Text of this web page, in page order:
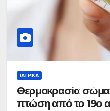
ΙΑΤΡΙΚΆ
Θερμοκρασία
πτώση από το 19ο